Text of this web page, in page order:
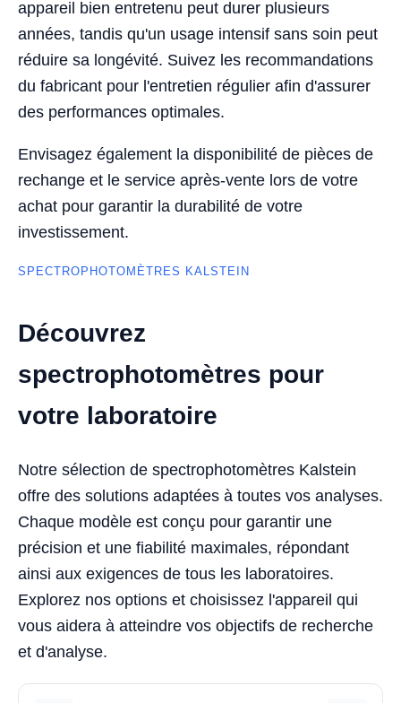
appareil bien entretenu peut durer plusieurs
années, tandis qu'un usage intensif sans soin peut
réduire sa longévité. Suivez les recommandations
du fabricant pour l'entretien régulier afin d'assurer
des performances optimales.
Envisagez également la disponibilité de pièces de
rechange et le service après-vente lors de votre
achat pour garantir la durabilité de votre
investissement.
SPECTROPHOTOMÈTRES KALSTEIN
Découvrez
spectrophotomètres pour
votre laboratoire
Notre sélection de spectrophotomètres Kalstein
offre des solutions adaptées à toutes vos analyses.
Chaque modèle est conçu pour garantir une
précision et une fiabilité maximales, répondant
ainsi aux exigences de tous les laboratoires.
Explorez nos options et choisissez l'appareil qui
vous aidera à atteindre vos objectifs de recherche
et d'analyse.